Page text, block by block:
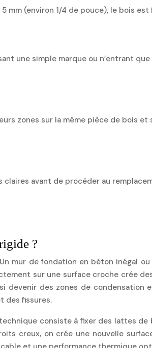
mm (environ 1/4 de pouce), le bois
une simple marque ou n’entrant que
zones sur la même pièce de bois
avant de procéder au
?
mur de fondation en béton inégal
sur une surface croche crée
devenir des zones de condensation
des fissures.
consiste à fixer des lattes de
creux, on crée une nouvelle